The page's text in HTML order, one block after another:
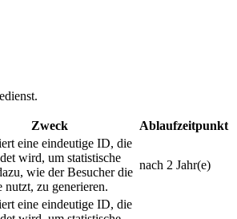
Zweck Ablaufzeitpunkt
eine eindeutige ID, die
wird, um statistische
wie der Besucher die
nutzt, zu generieren.
nach 2 Jahr(e)
eine eindeutige ID, die